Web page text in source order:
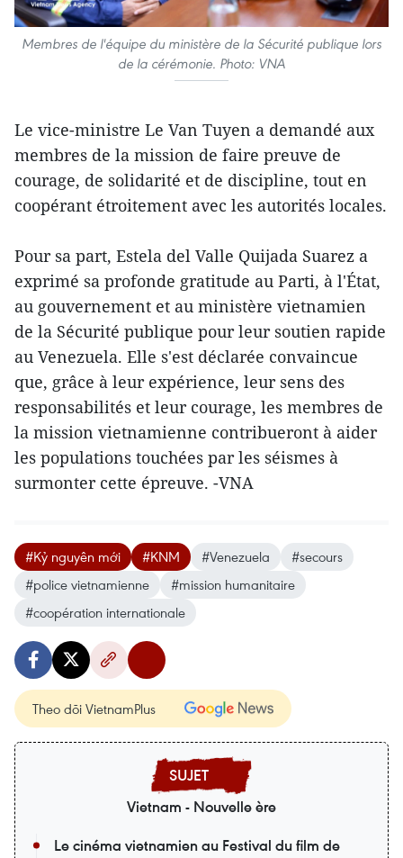
Membres de l'équipe du ministère de la Sécurité publique lors
de la cérémonie. Photo: VNA
Le vice-ministre Le Van Tuyen a demandé aux
membres de la mission de faire preuve de
courage, de solidarité et de discipline, tout en
coopérant étroitement avec les autorités locales.
Pour sa part, Estela del Valle Quijada Suarez a
exprimé sa profonde gratitude au Parti, à l'État,
au gouvernement et au ministère vietnamien
de la Sécurité publique pour leur soutien rapide
au Venezuela. Elle s'est déclarée convaincue
que, grâce à leur expérience, leur sens des
responsabilités et leur courage, les membres de
la mission vietnamienne contribueront à aider
les populations touchées par les séismes à
surmonter cette épreuve. -VNA
#Kỷ nguyên mới #KNM #Venezuela
#secours
#police vietnamienne
#mission humanitaire
#coopération internationale
Theo dõi VietnamPlus
Vietnam - Nouvelle ère
Le cinéma vietnamien au Festival du film de